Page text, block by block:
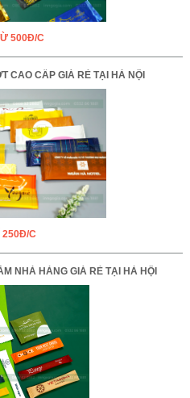
500Đ/C
CAO CẤP GIÁ RẺ TẠI HÀ NỘI
250Đ/C
NHÀ HÀNG GIÁ RẺ TẠI HÀ HỘI